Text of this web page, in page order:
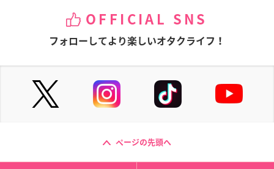
OFFICIAL SNS
フォローしてより楽しいオタクライフ！
ページの先頭へ